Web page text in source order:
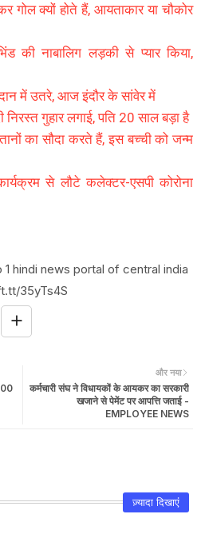
गोल क्यों होते हैं, आयताकार या चौकोर
की नाबालिग लड़की से प्यार किया,
में उतरे, आज इंदौर के सांवेर में
गुहार लगाई, पति 20 साल बड़ा है
का सौदा करते हैं, इस बच्ची को जन्म
से लौटे कलेक्टर-एसपी कोरोना
hindi news portal of central india
35yTs4S
और नया
कर्मचारी संघ ने विधायकों के आयकर का सरकारी
खजाने से पेमेंट पर आपत्ति जताई -
EMPLOYEE NEWS
ज़्यादा दिखाएं